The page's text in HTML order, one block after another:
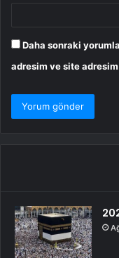
Daha sonraki
adresim ve site